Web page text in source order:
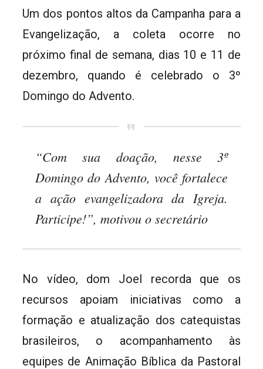
Um dos pontos altos da Campanha para a
Evangelização, a coleta ocorre no
próximo final de semana, dias 10 e 11 de
dezembro, quando é celebrado o 3º
Domingo do Advento.
“Com sua doação, nesse 3º
Domingo do Advento, você fortalece
a ação evangelizadora da Igreja.
Participe!”, motivou o secretário
No vídeo, dom Joel recorda que os
recursos apoiam iniciativas como a
formação e atualização dos catequistas
brasileiros, o acompanhamento às
equipes de Animação Bíblica da Pastoral